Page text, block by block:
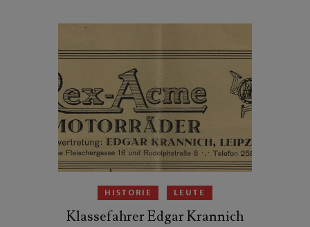
HISTORIE LEUTE
Klassefahrer Edgar Krannich